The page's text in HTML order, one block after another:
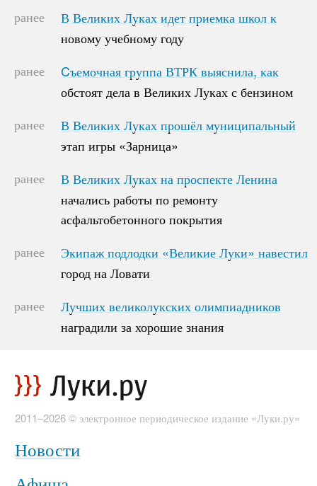
ранее
В Великих Луках идет приемка школ к
новому учебному году
В Великих Луках идет приемка школ к
новому учебному году
ранее
Cъемочная группа ВТРК выяснила, как
обстоят дела в Великих Луках с бензином
Cъемочная группа ВТРК выяснила, как
обстоят дела в Великих Луках с бензином
ранее
В Великих Луках прошёл муниципальный
этап игры «Зарница»
В Великих Луках прошёл муниципальный
этап игры «Зарница»
ранее
В Великих Луках на проспекте Ленина
начались работы по ремонту
асфальтобетонного покрытия
В Великих Луках на проспекте Ленина
начались работы по ремонту
асфальтобетонного покрытия
ранее
Экипаж подлодки «Великие Луки» навестил
город на Ловати
Экипаж подлодки «Великие Луки» навестил
город на Ловати
ранее
Лучших великолукских олимпиадников
наградили за хорошие знания
Лучших великолукских олимпиадников
наградили за хорошие знания
2011–2026 © электронное периодическое издание «Луки.ру»
Новости